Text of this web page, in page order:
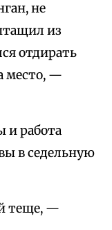
не
из
отдирать
место, —
и работа
в седельную
теще, —